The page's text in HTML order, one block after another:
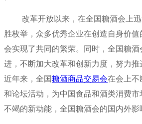
改革开放以来，在全国糖酒会上
胜枚举，众多优秀企业在创造自身价
会实现了共同的繁荣。同时，全国糖
进，不断加大改革和创新力度，努力推
近年来，全国糖酒商品交易会在会上不
和论坛活动，为中国食品和酒类消费
不竭的新动能，全国糖酒会的国内外影